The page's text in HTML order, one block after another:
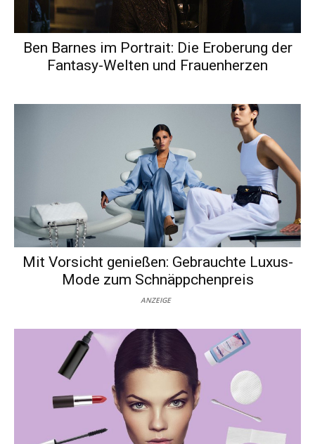
Ben Barnes im Portrait: Die Eroberung der
Fantasy-Welten und Frauenherzen
Mit Vorsicht genießen: Gebrauchte Luxus-
Mode zum Schnäppchenpreis
ANZEIGE